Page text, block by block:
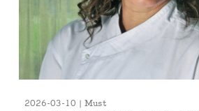
2026-03-10 | Must